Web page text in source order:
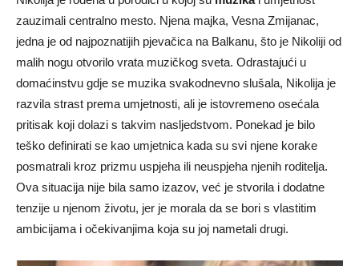
zauzimali centralno mesto. Njena majka, Vesna Zmijanac,
jedna je od najpoznatijih pjevačica na Balkanu, što je Nikoliji od
malih nogu otvorilo vrata muzičkog sveta. Odrastajući u
domaćinstvu gdje se muzika svakodnevno slušala, Nikolija je
razvila strast prema umjetnosti, ali je istovremeno osećala
pritisak koji dolazi s takvim nasljedstvom. Ponekad je bilo
teško definirati se kao umjetnica kada su svi njene korake
posmatrali kroz prizmu uspjeha ili neuspjeha njenih roditelja.
Ova situacija nije bila samo izazov, već je stvorila i dodatne
tenzije u njenom životu, jer je morala da se bori s vlastitim
ambicijama i očekivanjima koja su joj nametali drugi.